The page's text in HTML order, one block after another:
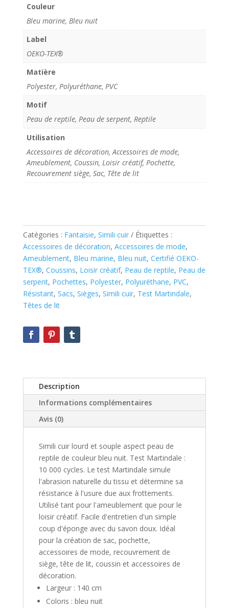
Couleur
Bleu marine, Bleu nuit
Label
OEKO-TEX®
Matière
Polyester, Polyuréthane, PVC
Motif
Peau de reptile, Peau de serpent, Reptile
Utilisation
Accessoires de décoration, Accessoires de mode,
Ameublement, Coussin, Loisir créatif, Pochette,
Recouvrement siège, Sac, Tête de lit
Catégories : Fantaisie, Simili cuir
Étiquettes :
Accessoires de décoration, Accessoires de mode,
Ameublement, Bleu marine, Bleu nuit, Certifié OEKO-
TEX®, Coussins, Loisir créatif, Peau de reptile, Peau de
serpent, Pochettes, Polyester, Polyuréthane, PVC,
Résistant, Sacs, Sièges, Simili cuir, Test Martindale,
Têtes de lit
Description
Informations complémentaires
Avis (0)
Simili cuir lourd et souple aspect peau de
reptile de couleur bleu nuit. Test Martindale :
10 000 cycles. Le test Martindale simule
l'abrasion naturelle du tissu et détermine sa
résistance à l'usure due aux frottements.
Utilisé tant pour l'ameublement que pour le
loisir créatif. ​Facile d'entretien d'un simple
coup d'éponge avec du savon doux. Idéal
pour la création de sac, pochette,
accessoires de mode, recouvrement de
siège, tête de lit, coussin et accessoires de
décoration.
Largeur : 140 cm
Coloris : bleu nuit